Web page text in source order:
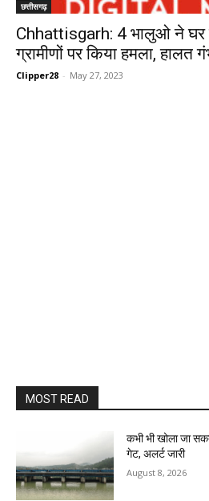
छत्तीसगढ़
Chhattisgarh: 4 भालुओ ने घर
ग्रामीणों पर किया हमला, हालत
Clipper28 - May 27, 2023
MOST READ
कभी भी खोला जा
गेट, अलर्ट जारी
August 8, 2026